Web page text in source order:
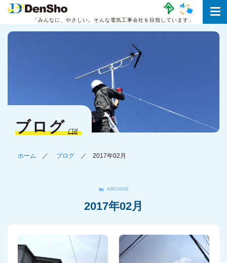
「みんなに、やさしい。 そんな電気工事会社を目指しています」
ブログ
ホーム ブログ 2017年02月
ARCHIVE
2017年02月